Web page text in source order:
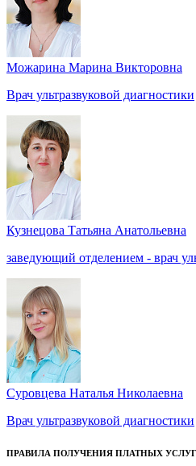
Можарина Марина Викторовна
Врач ультразвуковой диагностики
Кузнецова Татьяна Анатольевна
заведующий отделением - врач
Суровцева Наталья Николаевна
Врач ультразвуковой диагностики
ПРАВИЛА ПОЛУЧЕНИЯ ПЛАТНЫХ УСЛУГ